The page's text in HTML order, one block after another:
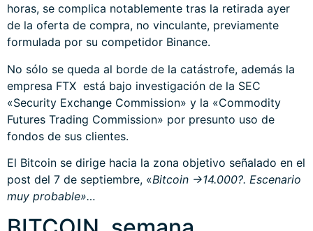
horas, se complica notablemente tras la retirada ayer
de la oferta de compra, no vinculante, previamente
formulada por su competidor Binance.
No sólo se queda al borde de la catástrofe, además la
empresa FTX está bajo investigación de la SEC
«Security Exchange Commission» y la «Commodity
Futures Trading Commission» por presunto uso de
fondos de sus clientes.
El Bitcoin se dirige hacia la zona objetivo señalado en el
post del 7 de septiembre, «Bitcoin ->14.000?. Escenario
muy probable»…